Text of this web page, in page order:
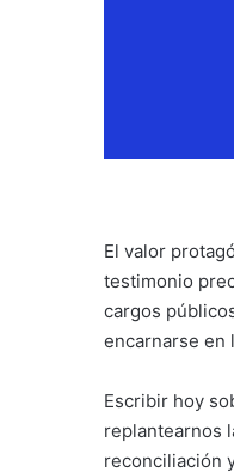
El valor
testimonio
cargos
encarnarse en
Escribir hoy
replantearnos
reconciliación